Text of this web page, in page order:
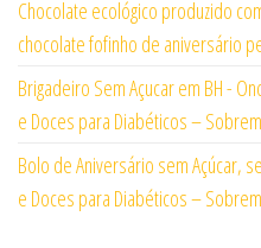
Chocolate ecológico produzido
chocolate fofinho de aniversário
Brigadeiro Sem Açucar em BH -
e Doces para Diabéticos –
Bolo de Aniversário sem Açúcar,
e Doces para Diabéticos –